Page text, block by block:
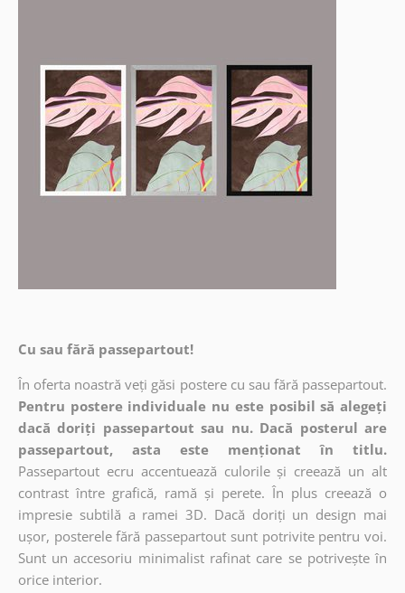
Cu sau fără passepartout!
În oferta noastră veți găsi postere cu sau fără passepartout.
Pentru postere individuale nu este posibil să alegeți
dacă doriți passepartout sau nu. Dacă posterul are
passepartout, asta este menționat în titlu.
Passepartout ecru accentuează culorile și creează un alt
contrast între grafică, ramă și perete. În plus creează o
impresie subtilă a ramei 3D. Dacă doriți un design mai
ușor, posterele fără passepartout sunt potrivite pentru voi.
Sunt un accesoriu minimalist rafinat care se potrivește în
orice interior.